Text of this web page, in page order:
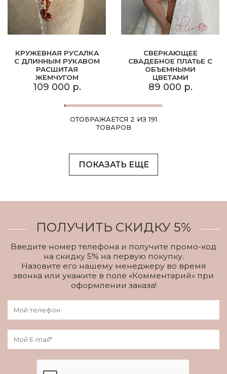
КРУЖЕВНАЯ РУСАЛКА
С ДЛИННЫМ РУКАВОМ
РАСШИТАЯ
ЖЕМЧУГОМ
109 000 р.
СВЕРКАЮЩЕЕ
СВАДЕБНОЕ ПЛАТЬЕ С
ОБЪЕМНЫМИ
ЦВЕТАМИ
89 000 р.
ОТОБРАЖАЕТСЯ 2 ИЗ 191
ТОВАРОВ
ПОКАЗАТЬ ЕЩЕ
ПОЛУЧИТЬ СКИДКУ 5%
Введите номер телефона и получите промо-код
на скидку 5% на первую покупку.
Назовите его нашему менеджеру во время
звонка или укажите в поле «Комментарий» при
оформлении заказа!